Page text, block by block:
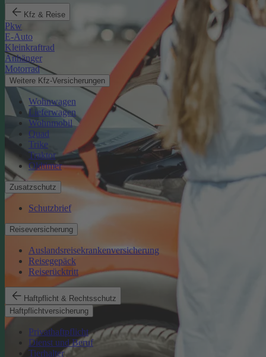
Kfz & Reise
Pkw
E-Auto
Kleinkraftrad
Anhänger
Motorrad
Weitere Kfz-Versicherungen
Wohnwagen
Lieferwagen
Wohnmobil
Quad
Trike
Traktor
Oldtimer
Zusatzschutz
Schutzbrief
Reiseversicherung
Auslandsreisekrankenversicherung
Reisegepäck
Reiserücktritt
Haftpflicht & Rechtsschutz
Haftpflichtversicherung
Privathaftpflicht
Dienst und Beruf
Tierhalter